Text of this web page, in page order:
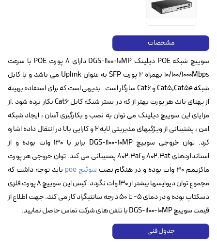
مشخصات
سوییچ شبکه POE دیلینک DGS-1100-10MP‌ دارای ۸ پورت POE با سرعت
10/100/1000Mbps بهمراه ۲ پورت SFP به عنوان Uplink می باشد و با کابل
شبکه Cat5,Cat5e و Cat6 سازگار است . بدیهی است که برای استفاده بهینه
از پهنای باند هر پورت بهتر از که در بستر شبکه کابل Cat6 بکار برده شود .از
مزایای این سوییچ دیلینک می توان به نصب و بکارگیری آسان ، ایجاد شبکه
امن ، پشتیبانی از ویژگیهای مدیریتی لایه ۲ و کارایی بالا در انتقال داده اشاره
کرد. توان خروجی سوییچ DGS-1100-10MP‌ برابر با ۱۳۰ وات بوده و از
استانداردهای 802.3at و802.3af‌ پشتیبانی می کند. توان خروجی هر پورت
ماکزیمم ۳۰ وات بوده و در هنگام نصب
سوئیچ poe
باید توجه داشت که
مجموع توان دیوایسها بیشتر از ۱۳۰ وات نگردد. کیس این سوییچ ۸ پورت فلزی
دسکتاپ بوده و در دمای ۵- تا ۵۰ درجه سانتیگراد کار می کند. جهت اطلاع از
قیمت سوییچ DGS-1100-10MP با تلفن های شرکت تماس حاصل نمایید.
جدول فنی